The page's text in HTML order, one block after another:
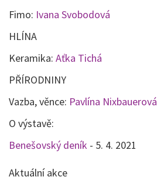
Fimo: Ivana Svobodová
HLÍNA
Keramika: Aťka Tichá
PŘÍRODNINY
Vazba, věnce: Pavlína Nixbauerová
O výstavě:
Benešovský deník - 5. 4. 2021
Nabídka
Aktuální akce